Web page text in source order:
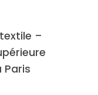
–
Paris